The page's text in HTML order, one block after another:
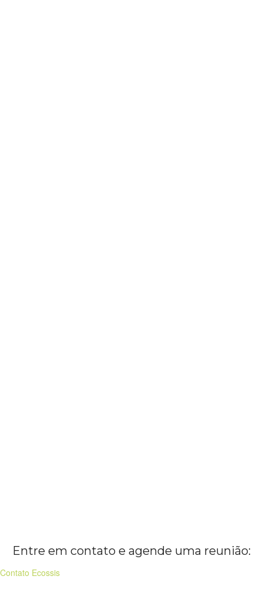
Entre em contato e agende uma reunião:
Contato Ecossis